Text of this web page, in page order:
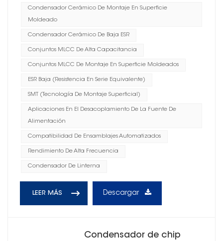
Condensador Cerámico De Montaje En Superficie
Moldeado
Condensador Cerámico De Baja ESR
Conjuntos MLCC De Alta Capacitancia
Conjuntos MLCC De Montaje En Superficie Moldeados
ESR Baja (resistencia En Serie Equivalente)
SMT (Tecnología De Montaje Superficial)
Aplicaciones En El Desacoplamiento De La Fuente De
Alimentación
Compatibilidad De Ensamblajes Automatizados
Rendimiento De Alta Frecuencia
Condensador De Linterna
LEER MÁS Descargar
Condensador de chip